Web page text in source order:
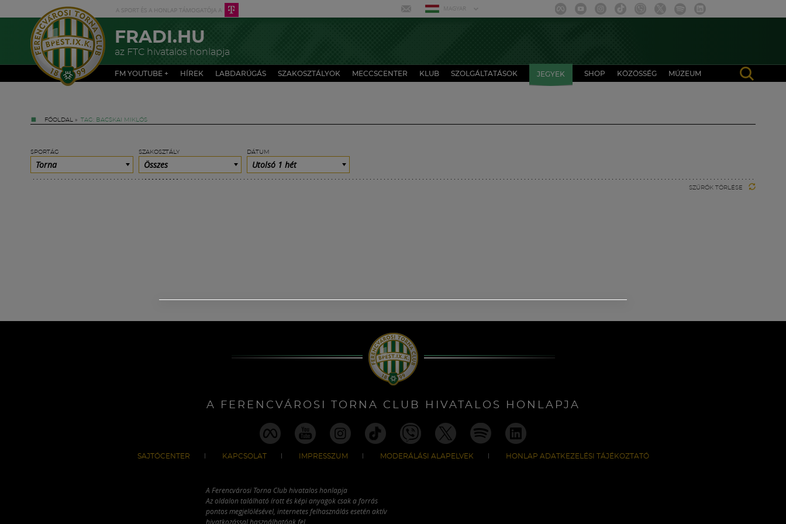
MAGYAR
FRADI.HU
az FTC hivatalos honlapja
FM YOUTUBE + HÍREK LABDARÚGÁS SZAKOSZTÁLYOK MECCSCENTER KLUB SZOLGÁLTATÁSOK JEGYEK SHOP KÖZÖSSÉG MÚZEUM
FŐOLDAL » TAG: BACSKAI MIKLÓS
SPORTÁG
Torna
SZAKOSZTÁLY
Összes
DÁTUM
Utolsó 1 hét
SZŰRŐK TÖRLÉSE
A FERENCVÁROSI TORNA CLUB HIVATALOS HONLAPJA
SAJTÓCENTER KAPCSOLAT IMPRESSZUM MODERÁLÁSI ALAPELVEK HONLAP ADATKEZELÉSI TÁJÉKOZTATÓ
A Ferencvárosi Torna Club hivatalos honlapja
Az oldalon található írott és képi anyagok csak a forrás
pontos megjelölésével, internetes felhasználás esetén aktív
hivatkozással használhatóak fel.